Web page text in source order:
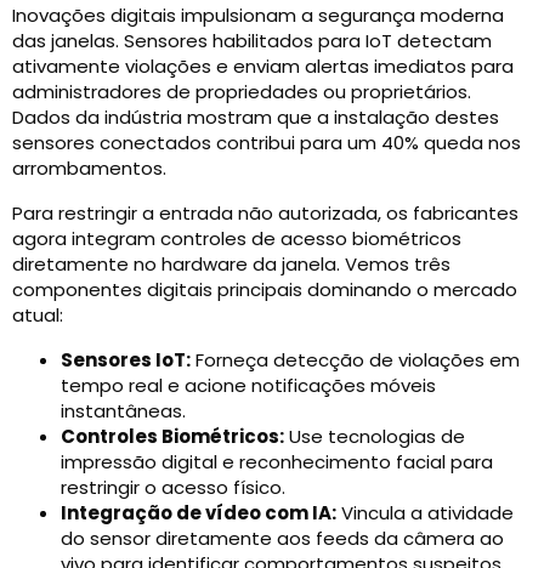
Inovações digitais impulsionam a segurança moderna
das janelas. Sensores habilitados para IoT detectam
ativamente violações e enviam alertas imediatos para
administradores de propriedades ou proprietários.
Dados da indústria mostram que a instalação destes
sensores conectados contribui para um 40% queda nos
arrombamentos.
Para restringir a entrada não autorizada, os fabricantes
agora integram controles de acesso biométricos
diretamente no hardware da janela. Vemos três
componentes digitais principais dominando o mercado
atual:
Sensores IoT:Forneça detecção de violações em
tempo real e acione notificações móveis
instantâneas.
Controles Biométricos:Use tecnologias de
impressão digital e reconhecimento facial para
restringir o acesso físico.
Integração de vídeo com IA:Vincula a atividade
do sensor diretamente aos feeds da câmera ao